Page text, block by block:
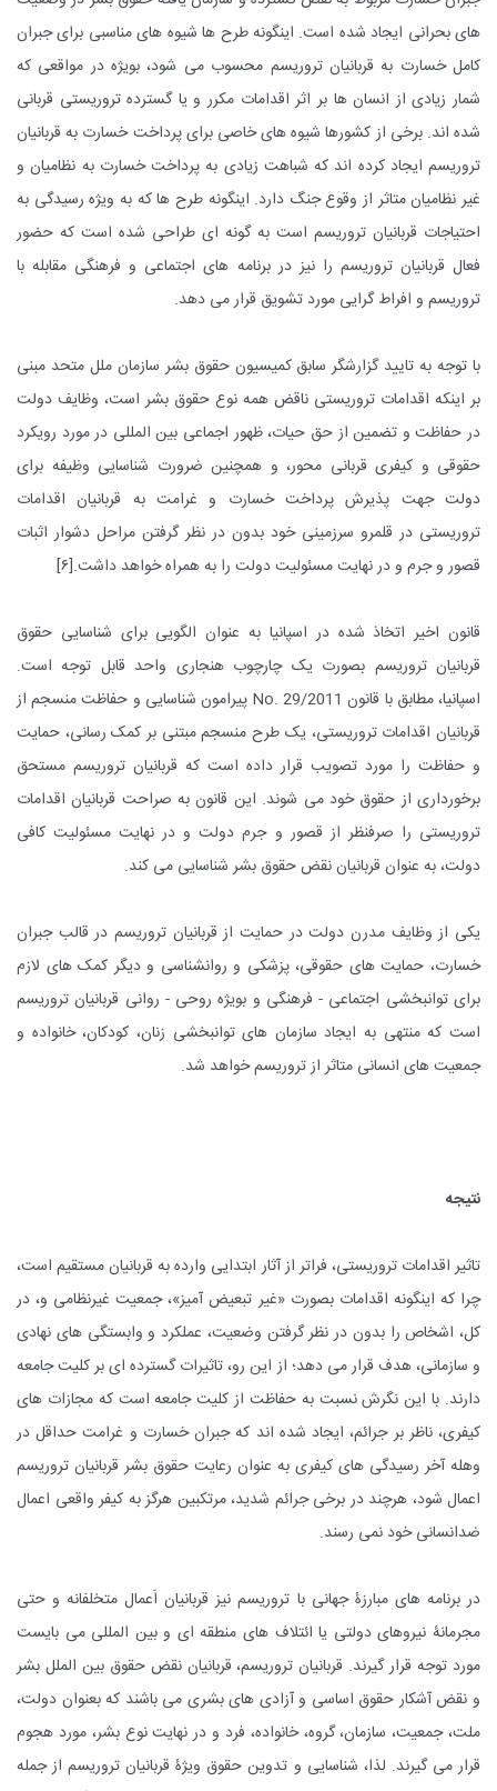
های بحرانی ایجاد شده است. اینگونه طرح ها شیوه های مناسبی برای جبران
کامل خسارت به قربانیان تروریسم محسوب می شود، بویژه در مواقعی که
شمار زیادی از انسان ها بر اثر اقدامات مکرر و یا گسترده تروریستی قربانی
شده اند. برخی از کشورها شیوه های خاصی برای پرداخت خسارت به قربانیان
تروریسم ایجاد کرده اند که شباهت زیادی به پرداخت خسارت به نظامیان و
غیر نظامیان متاثر از وقوع جنگ دارد. اینگونه طرح ها که به ویژه رسیدگی به
احتیاجات قربانیان تروریسم است به گونه ای طراحی شده است که حضور
فعال قربانیان تروریسم را نیز در برنامه های اجتماعی و فرهنگی مقابله با
تروریسم و افراط گرایی مورد تشویق قرار می دهد.
با توجه به تایید گزارشگر سابق کمیسیون حقوق بشر سازمان ملل متحد مبنی
بر اینکه اقدامات تروریستی ناقض همه نوع حقوق بشر است، وظایف دولت
در حفاظت و تضمین از حق حیات، ظهور اجماعی بین المللی در مورد رویکرد
حقوقی و کیفری قربانی محور، و همچنین ضرورت شناسایی وظیفه برای
دولت جهت پذیرش پرداخت خسارت و غرامت به قربانیان اقدامات
تروریستی در قلمرو سرزمینی خود بدون در نظر گرفتن مراحل دشوار اثبات
قصور و جرم و در نهایت مسئولیت دولت را به همراه خواهد داشت.[۶]
قانون اخیر اتخاذ شده در اسپانیا به عنوان الگویی برای شناسایی حقوق
قربانیان تروریسم بصورت یک چارچوب هنجاری واحد قابل توجه است.
اسپانیا، مطابق با قانون No. 29/2011 پیرامون شناسایی و حفاظت منسجم از
قربانیان اقدامات تروریستی، یک طرح منسجم مبتنی بر کمک رسانی، حمایت
و حفاظت را مورد تصویب قرار داده است که قربانیان تروریسم مستحق
برخورداری از حقوق خود می شوند. این قانون به صراحت قربانیان اقدامات
تروریستی را صرفنظر از قصور و جرم دولت و در نهایت مسئولیت کافی
دولت، به عنوان قربانیان نقض حقوق بشر شناسایی می کند.
یکی از وظایف مدرن دولت در حمایت از قربانیان تروریسم در قالب جبران
خسارت، حمایت های حقوقی، پزشکی و روانشناسی و دیگر کمک های لازم
برای توانبخشی اجتماعی - فرهنگی و بویژه روحی - روانی قربانیان تروریسم
است که منتهی به ایجاد سازمان های توانبخشی زنان، کودکان، خانواده و
جمعیت های انسانی متاثر از تروریسم خواهد شد.
نتیجه
تاثیر اقدامات تروریستی، فراتر از آثار ابتدایی وارده به قربانیان مستقیم است،
چرا که اینگونه اقدامات بصورت «غیر تبعیض ­آمیز»، ­جمعیت غیرنظامی و، در
کل، اشخاص را بدون در نظر گرفتن وضعیت، عملکرد و وابستگی های نهادی
و سازمانی، هدف قرار می­ دهد؛ از این رو، تاثیرات گسترده ای بر کلیت جامعه
دارند. با این نگرش نسبت به حفاظت از کلیت جامعه است که مجازات های
کیفری، ناظر بر جرائم، ایجاد شده اند که جبران خسارت و غرامت حداقل در
وهله آخر رسیدگی های کیفری به عنوان رعایت حقوق بشر قربانیان تروریسم
اعمال شود، هرچند در برخی جرائم شدید، مرتکبین هرگز به کیفر واقعی اعمال
ضدانسانی خود نمی رسند.
در برنامه های مبارزۀ جهانی با تروریسم نیز قربانیان اَعمال متخلفانه و حتی
مجرمانۀ نیروهای دولتی یا ائتلاف های منطقه ای و بین المللی می بایست
مورد توجه قرار گیرند. قربانیان تروریسم، قربانیان نقض حقوق بین الملل بشر
و نقض آشکار حقوق اساسی و آزادی های بشری می باشند که بعنوان دولت،
ملت، جمعیت، سازمان، گروه، خانواده، فرد و در نهایت نوع بشر، مورد هجوم
قرار می گیرند. لذا، شناسایی و تدوین حقوق ویژۀ قربانیان تروریسم از جمله